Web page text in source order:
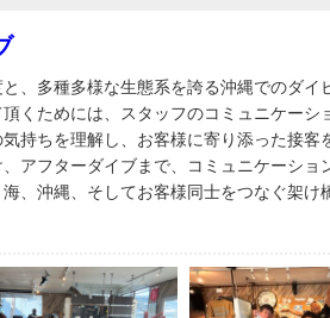
、多種多様な生態系を誇る沖縄でのダイ
くためには、スタッフのコミュニケーシ
持ちを理解し、お客様に寄り添った接客
アフターダイブまで、コミュニケーショ
、沖縄、そしてお客様同士をつなぐ架け